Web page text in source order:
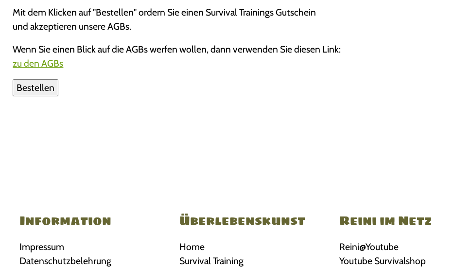
Mit dem Klicken auf "Bestellen" ordern Sie einen Survival Trainings Gutschein
und akzeptieren unsere AGBs.
Wenn Sie einen Blick auf die AGBs werfen wollen, dann verwenden Sie diesen Link:
zu den AGBs
Information
Impressum
Datenschutzbelehrung
Überlebenskunst
Home
Survival Training
Reini im Netz
Reini@Youtube
Youtube Survivalshop